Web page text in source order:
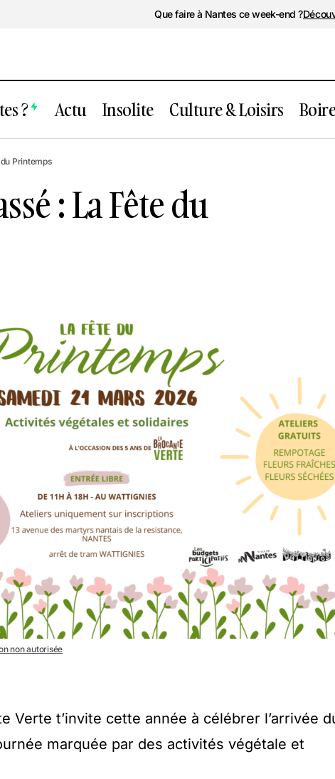
Que faire à Nantes ce week-end ?
? Actu Insolite Culture & Loisirs
Loisirs Événement passé : La Fête du
Printemps
: La Fête du
non autorisée
Verte t’invite cette année à célébrer l’arrivée
marquée par des activités végétale et